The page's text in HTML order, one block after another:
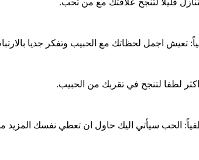
تعيش اجمل لحظاتك مع الحبيب وتفكر جديا
لطفا لتنجح في تقربك من الحبيب.
الحب سيأتي اليك حاول ان تعطي نفسك المزيد